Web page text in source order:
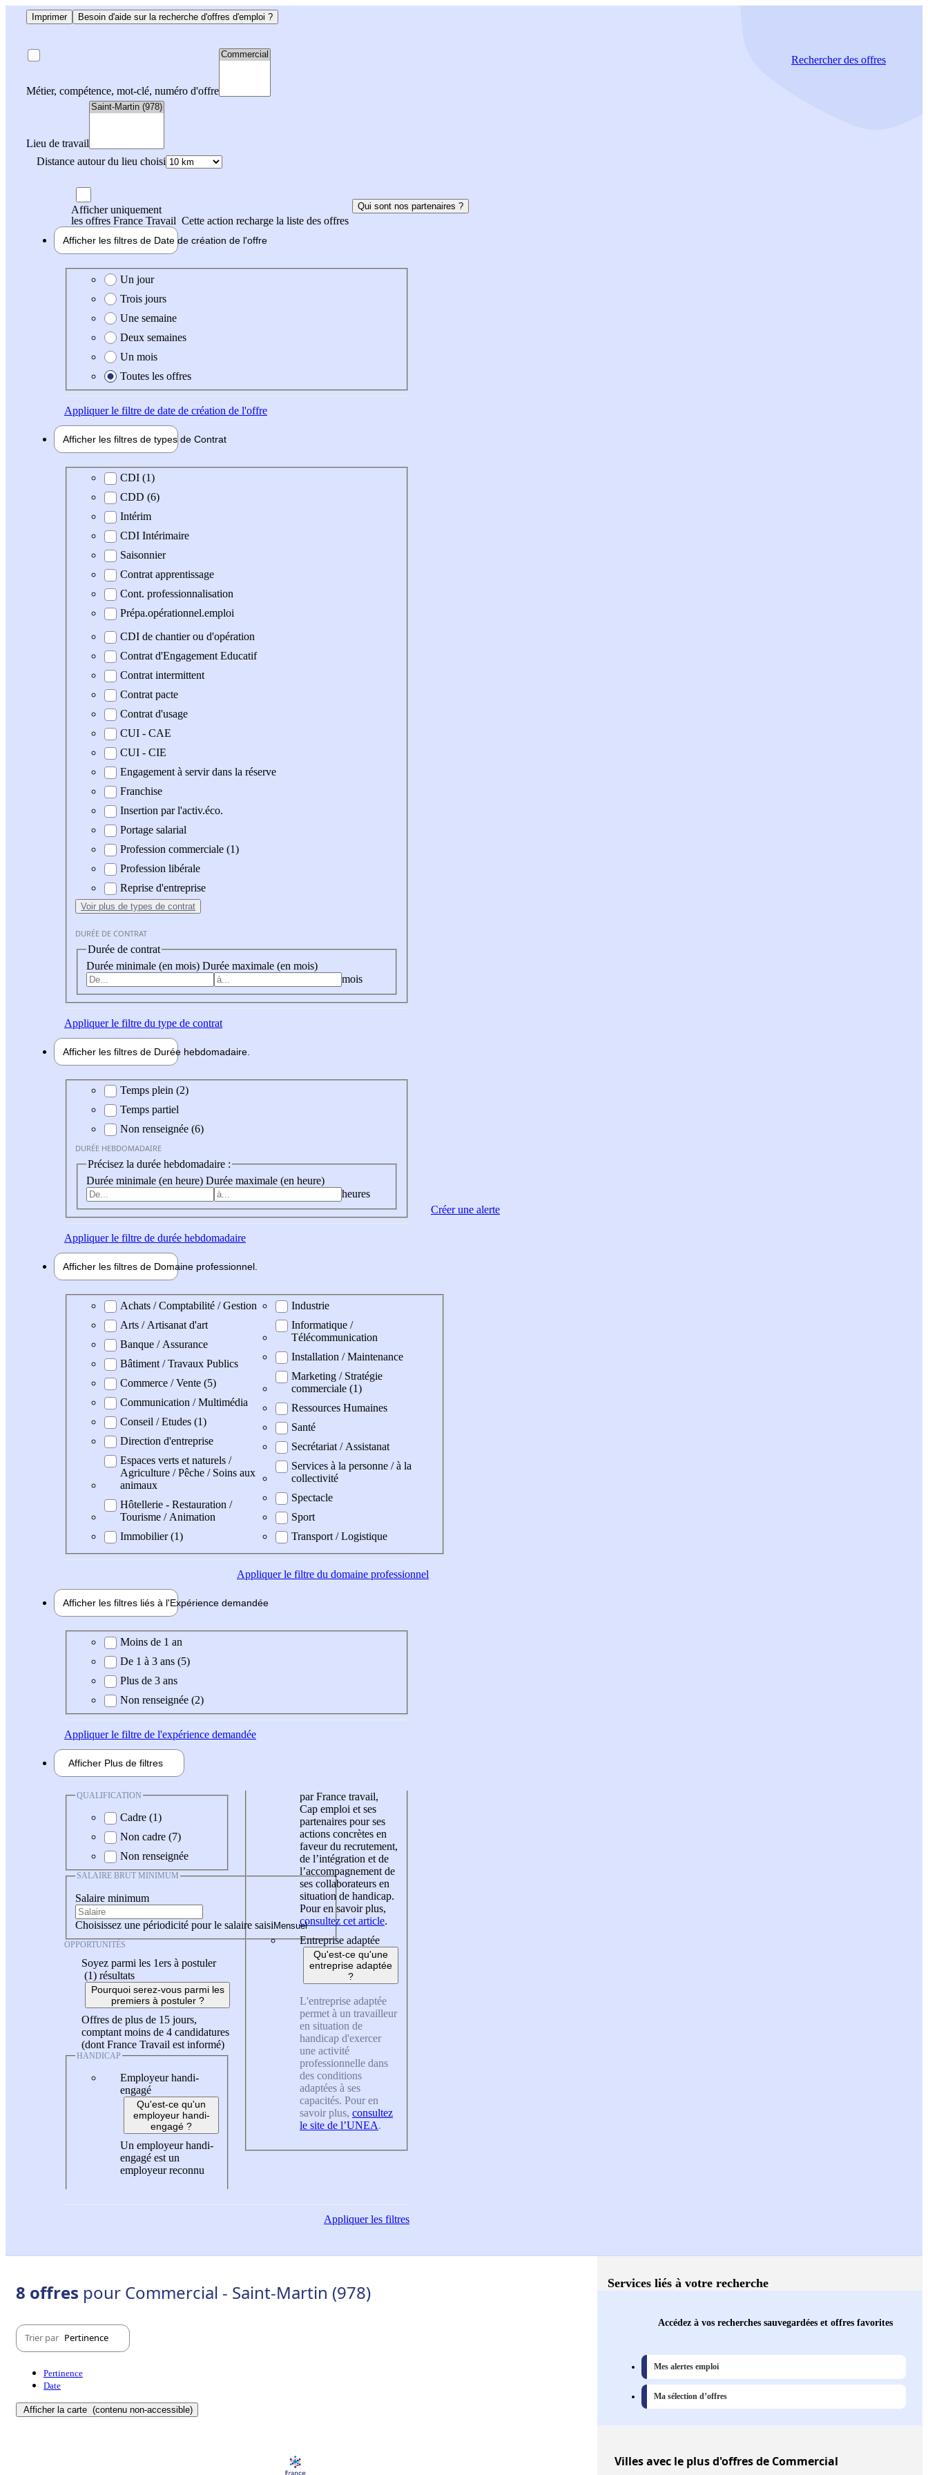
Imprimer Besoin d'aide sur la recherche d'offres d'emploi ?
Métier, compétence, mot-clé, numéro d'offre
Lieu de travail
Distance autour du lieu choisi
Rechercherdes offres
Afficher uniquement
les offres France Travail Cette action recharge la liste des offres
Qui sont nos partenaires ?
Afficher les filtres de Date de création de l'offre
Date de création de l'offre
Un jour
Trois jours
Une semaine
Deux semaines
Un mois
Toutes les offres
Appliquerle filtre de date de création de l'offre
Afficher les filtres de types de Contrat
Type de contrat
CDI (1)
CDD (6)
Intérim
CDI Intérimaire
Saisonnier
Contrat apprentissage
Cont. professionnalisation
Prépa.opérationnel.emploi
CDI de chantier ou d'opération
Contrat d'Engagement Educatif
Contrat intermittent
Contrat pacte
Contrat d'usage
CUI - CAE
CUI - CIE
Engagement à servir dans la réserve
Franchise
Insertion par l'activ.éco.
Portage salarial
Profession commerciale (1)
Profession libérale
Reprise d'entreprise
Voir plus de types de contrat
DURÉE DE CONTRAT
Durée de contrat
Durée minimale (en mois) Durée maximale (en mois)
mois
Appliquerle filtre du type de contrat
Afficher les filtres de Durée hebdomadaire
Durée hebdomadaire
Temps plein (2)
Temps partiel
Non renseignée (6)
DURÉE HEBDOMADAIRE
Précisez la durée hebdomadaire :
Durée minimale (en heure) Durée maximale (en heure)
heures
Appliquerle filtre de durée hebdomadaire
Afficher les filtres de Domaine professionnel
Domaine professionel
Achats / Comptabilité / Gestion
Arts / Artisanat d'art
Banque / Assurance
Bâtiment / Travaux Publics
Commerce / Vente (5)
Communication / Multimédia
Conseil / Etudes (1)
Direction d'entreprise
Espaces verts et naturels /
Agriculture / Pêche / Soins aux
animaux
Hôtellerie - Restauration /
Tourisme / Animation
Immobilier (1)
Industrie
Informatique /
Télécommunication
Installation / Maintenance
Marketing / Stratégie
commerciale (1)
Ressources Humaines
Santé
Secrétariat / Assistanat
Services à la personne / à la
collectivité
Spectacle
Sport
Transport / Logistique
Appliquerle filtre du domaine professionnel
Afficher les filtres liés à l'Expérience demandée
Expérience demandée
Moins de 1 an
De 1 à 3 ans (5)
Plus de 3 ans
Non renseignée (2)
Appliquerle filtre de l'expérience demandée
Afficher Plus de filtres
QUALIFICATION
Cadre (1)
Non cadre (7)
Non renseignée
SALAIRE BRUT MINIMUM
Salaire minimum
Choisissez une périodicité pour le salaire saisi
OPPORTUNITÉS
Soyez parmi les 1ers à postuler
(1) résultats
Pourquoi serez-vous parmi les
premiers à postuler ?
Offres de plus de 15 jours,
comptant moins de 4 candidatures
(dont France Travail est informé)
HANDICAP
Employeur handi-
engagé
Qu'est-ce qu'un
employeur handi-
engagé ?
Un employeur handi-
engagé est un
employeur reconnu
par France travail,
Cap emploi et ses
partenaires pour ses
actions concrètes en
faveur du recrutement,
de l’intégration et de
l’accompagnement de
ses collaborateurs en
situation de handicap.
Pour en savoir plus,
consultez cet article.
Entreprise adaptée
Qu'est-ce qu'une
entreprise adaptée
?
L'entreprise adaptée
permet à un travailleur
en situation de
handicap d'exercer
une activité
professionnelle dans
des conditions
adaptées à ses
capacités. Pour en
savoir plus, consultez
le site de l’UNEA.
Appliquerles filtres
Créer une alerte
8 offres pour Commercial - Saint-Martin (978)
Trier par Pertinence
Pertinence
Date
Afficher la carte (contenu non-accessible)
Services liés à votre recherche
Accédez à vos recherches sauvegardées et offres favorites
Mes alertes emploi
Ma sélection d’offres
Villesavec le plus d'offres de Commercial